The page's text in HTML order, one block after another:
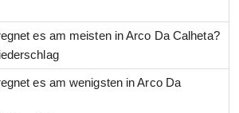
es am meisten in Arco Da Calheta?
es am wenigsten in Arco Da